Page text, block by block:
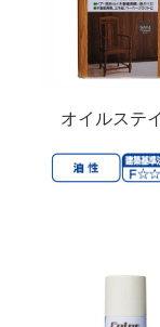
オイルステ